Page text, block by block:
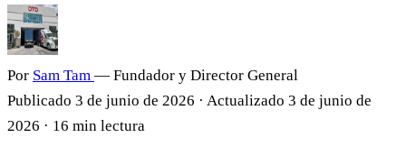
Por Sam Tam — Fundador y Director General
Publicado 3 de junio de 2026 · Actualizado 3 de junio de
2026 · 16 min lectura